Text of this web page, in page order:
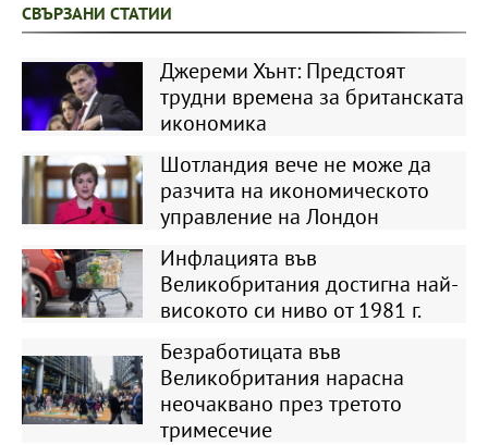
СВЪРЗАНИ СТАТИИ
Джереми Хънт: Предстоят
трудни времена за британската
икономика
Шотландия вече не може да
разчита на икономическото
управление на Лондон
Инфлацията във
Великобритания достигна най-
високото си ниво от 1981 г.
Безработицата във
Великобритания нарасна
неочаквано през третото
тримесечие